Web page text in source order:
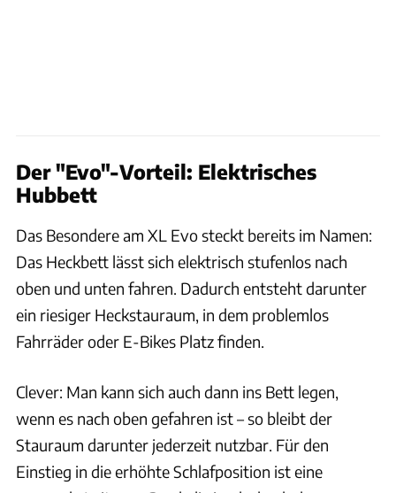
Der "Evo"-Vorteil: Elektrisches
Hubbett
Das Besondere am XL Evo steckt bereits im Namen:
Das Heckbett lässt sich elektrisch stufenlos nach
oben und unten fahren. Dadurch entsteht darunter
ein riesiger Heckstauraum, in dem problemlos
Fahrräder oder E-Bikes Platz finden.
Clever: Man kann sich auch dann ins Bett legen,
wenn es nach oben gefahren ist – so bleibt der
Stauraum darunter jederzeit nutzbar. Für den
Einstieg in die erhöhte Schlafposition ist eine